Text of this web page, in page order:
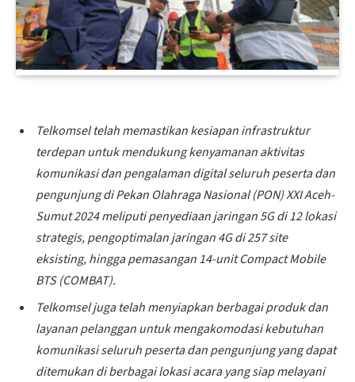
Telkomsel telah memastikan kesiapan infrastruktur
terdepan untuk mendukung kenyamanan aktivitas
komunikasi dan pengalaman digital seluruh peserta dan
pengunjung di Pekan Olahraga Nasional (PON) XXI Aceh-
Sumut 2024 meliputi penyediaan jaringan 5G di 12 lokasi
strategis, pengoptimalan jaringan 4G di 257 site
eksisting, hingga pemasangan 14-unit Compact Mobile
BTS (COMBAT).
Telkomsel juga telah menyiapkan berbagai produk dan
layanan pelanggan untuk mengakomodasi kebutuhan
komunikasi seluruh peserta danpengunjungyang dapat
ditemukan di berbagai lokasi acara yang siap melayani